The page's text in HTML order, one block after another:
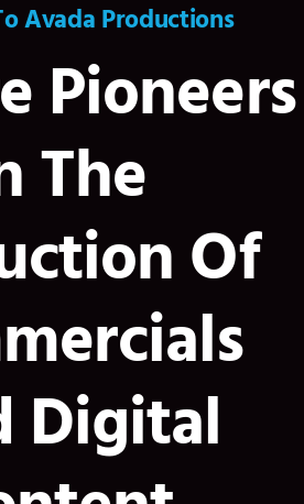
Avada Productions
Pioneers
The
Of
Digital